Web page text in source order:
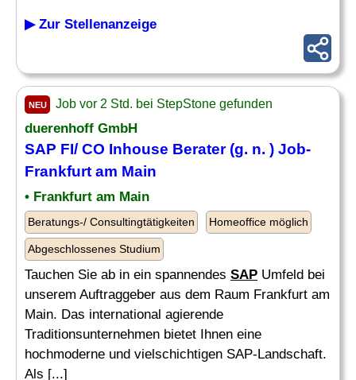
▶ Zur Stellenanzeige
NEU Job vor 2 Std. bei StepStone gefunden
duerenhoff GmbH
SAP FI/ CO Inhouse Berater(g. n. ) Job-
Frankfurt am Main
• Frankfurt am Main
Beratungs-/ Consultingtätigkeiten Homeoffice möglich
Abgeschlossenes Studium
Tauchen Sie ab in ein spannendes SAP Umfeld bei
unserem Auftraggeber aus dem Raum Frankfurt am
Main. Das international agierende
Traditionsunternehmen bietet Ihnen eine
hochmoderne und vielschichtigen SAP-Landschaft.
Als [...]